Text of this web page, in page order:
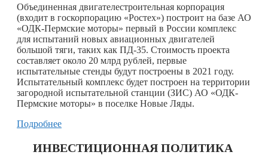
Объединенная двигателестроительная корпорация
(входит в госкорпорацию «Ростех») построит на базе АО
«ОДК-Пермские моторы» первый в России комплекс
для испытаний новых авиационных двигателей
большой тяги, таких как ПД-35. Стоимость проекта
составляет около 20 млрд рублей, первые
испытательные стенды будут построены в 2021 году.
Испытательный комплекс будет построен на территории
загородной испытательной станции (ЗИС) АО «ОДК-
Пермские моторы» в поселке Новые Ляды.
Подробнее
ИНВЕСТИЦИОННАЯ ПОЛИТИКА